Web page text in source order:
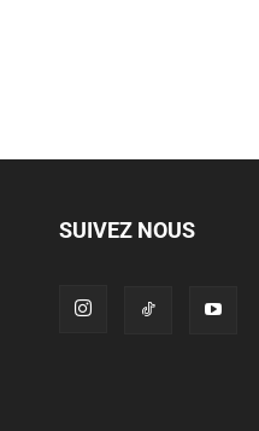
SUIVEZ NOUS